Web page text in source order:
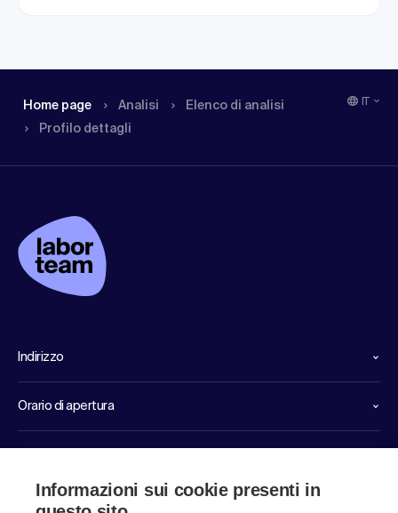
Home page Analisi
Elenco di analisi
Profilo dettagli
Indirizzo
Orario di apertura
Informazioni sui cookie presenti in